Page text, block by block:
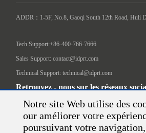
Notre site Web utilise des
our améliorer votre
poursuivant votre
ADDR：1-5F, No.8, Gaoqi South 12th Road, Huli
Tech Support:+86-400-766-7666
Sales Support: contact@idprt.com
Technical Support: technical@idprt.com
Retrouvez - nous sur les réseaux